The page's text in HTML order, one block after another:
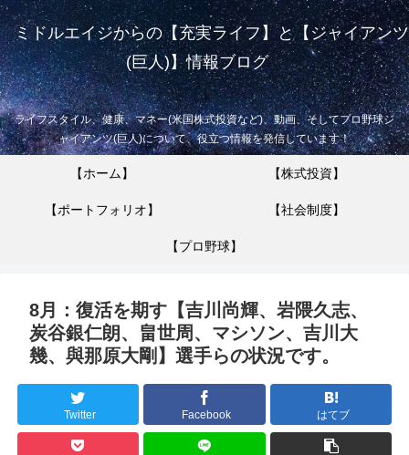
ミドルエイジからの【充実ライフ】と【ジャイアンツ
(巨人)】情報ブログ
ライフスタイル、健康、マネー(米国株式投資など)、動画、そしてプロ野球ジ
ャイアンツ(巨人)について、役立つ情報を発信しています！
【ホーム】 【株式投資】
【ポートフォリオ】 【社会制度】
【プロ野球】
8月：復活を期す【吉川尚輝、岩隈久志、
炭谷銀仁朗、畠世周、マシソン、吉川大
幾、與那原大剛】選手らの状況です。
Twitter Facebook はてブ